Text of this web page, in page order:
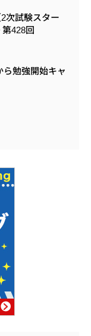
2次試験スター
428回
ら勉強開始キャ